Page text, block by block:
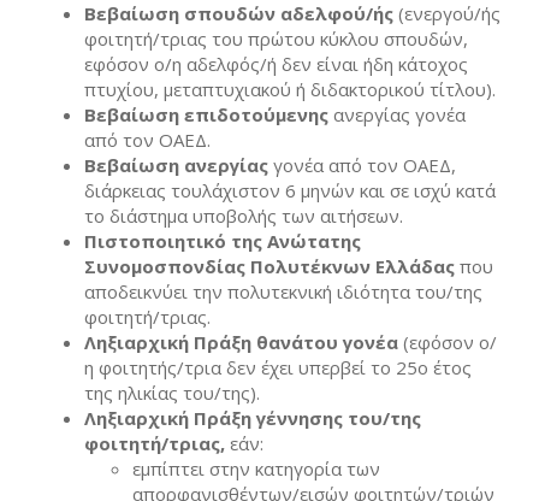
Βεβαίωση σπουδών αδελφού/ής (ενεργού/ής
φοιτητή/τριας του πρώτου κύκλου σπουδών,
εφόσον ο/η αδελφός/ή δεν είναι ήδη κάτοχος
πτυχίου, μεταπτυχιακού ή διδακτορικού τίτλου).
Βεβαίωση επιδοτούμενης ανεργίας γονέα
από τον ΟΑΕΔ.
Βεβαίωση ανεργίας γονέα από τον ΟΑΕΔ,
διάρκειας τουλάχιστον 6 μηνών και σε ισχύ κατά
το διάστημα υποβολής των αιτήσεων.
Πιστοποιητικό της Ανώτατης
Συνομοσπονδίας Πολυτέκνων Ελλάδας που
αποδεικνύει την πολυτεκνική ιδιότητα του/της
φοιτητή/τριας.
Ληξιαρχική Πράξη θανάτου γονέα (εφόσον ο/
η φοιτητής/τρια δεν έχει υπερβεί το 25ο έτος
της ηλικίας του/της).
Ληξιαρχική Πράξη γέννησης του/της
φοιτητή/τριας, εάν:
εμπίπτει στην κατηγορία των
απορφανισθέντων/εισών φοιτητών/τριών